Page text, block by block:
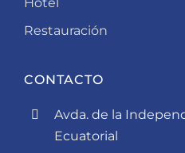
Restauración
CONTACTO
Avda. de la
Ecuatorial